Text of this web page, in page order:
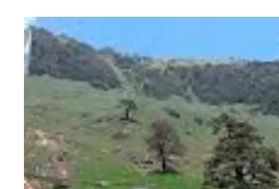
Breaking
News